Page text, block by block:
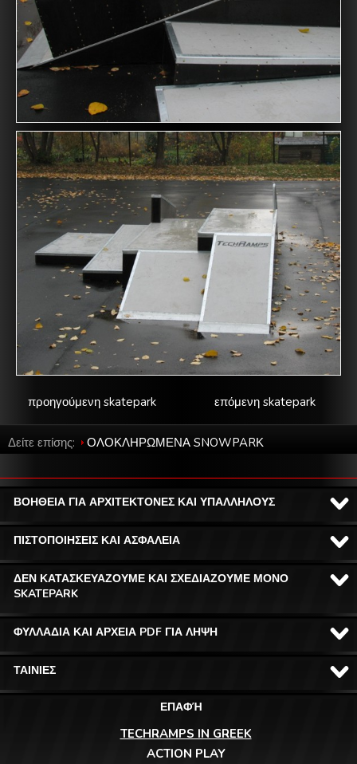
επόμενη skatepark
προηγούμενη skatepark
Δείτε επίσης: ΟΛΟΚΛΗΡΩΜΕΝΑ SNOWPARΚ
ΒΟΗΘΕΙΑ ΓΙΑ ΑΡΧΙΤΕΚΤΟΝΕΣ ΚΑΙ ΥΠΑΛΛΗΛΟΥΣ
ΠΙΣΤΟΠΟΙΗΣΕΙΣ ΚΑΙ ΑΣΦΑΛΕΙΑ
ΔΕΝ ΚΑΤΑΣΚΕΥΑΖΟΥΜΕ ΚΑΙ ΣΧΕΔΙΑΖΟΥΜΕ ΜΟΝΟ
SKATEPARK
ΦΥΛΛΑΔΙΑ ΚΑΙ ΑΡΧΕΙΑ PDF ΓΙΑ ΛΗΨΗ
ΤΑΙΝΙΕΣ
ΕΠΑΦΉ
TECHRAMPS IN GREEK
ACTION PLAY